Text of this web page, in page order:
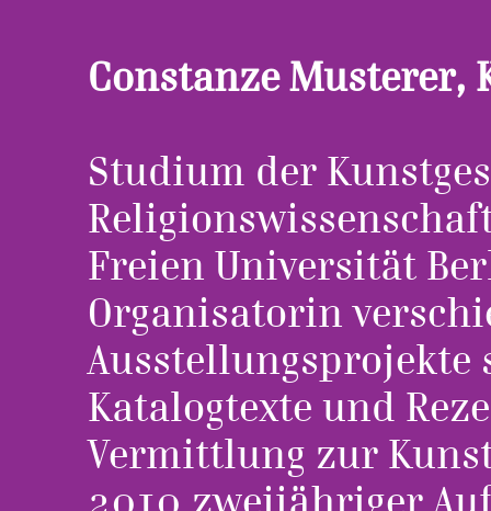
Constanze
Studium der
Freien Universität
Organisatorin
Katalogtexte und
Vermittlung zur
2010 zweijähriger